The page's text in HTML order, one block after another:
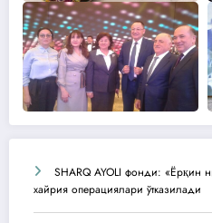
SHARQ AYOLI фонди: «Ёрқин
хайрия операциялари ўтказилади